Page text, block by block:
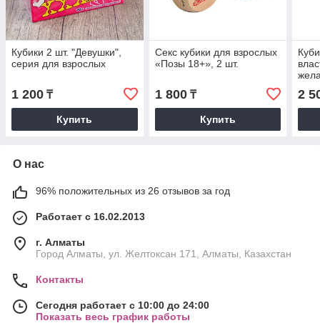
Кубики 2 шт. "Девушки",
серия для взрослых
1 200 ₸
Купить
Секс кубики для взрослых
«Позы 18+», 2 шт.
1 800₸
Купить
2
О нас
96% положительных из 26 отзывов за год
Работает с 16.02.2013
г. Алматы
Город Алматы, ул. Желтоксан 171, Алматы, Казахстан
Контакты
Сегодня работает с 10:00 до 24:00
Показать весь график работы